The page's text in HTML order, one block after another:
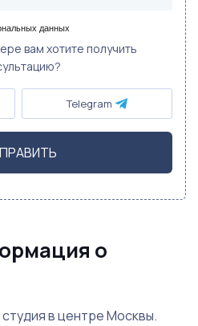
данных
вам хотите получить
Telegram
о
в центре Москвы.